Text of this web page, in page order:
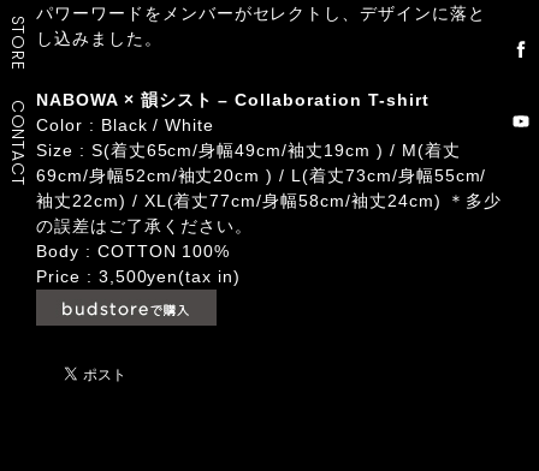
STORE
CONTACT
パワーワードをメンバーがセレクトし、デザインに落と
し込みました。
NABOWA × 韻シスト – Collaboration T-shirt
Color : Black / White
Size : S(着丈65cm/身幅49cm/袖丈19cm ) / M(着丈
69cm/身幅52cm/袖丈20cm ) / L(着丈73cm/身幅55cm/
袖丈22cm) / XL(着丈77cm/身幅58cm/袖丈24cm) ＊多少
の誤差はご了承ください。
Body : COTTON 100%
Price : 3,500yen(tax in)